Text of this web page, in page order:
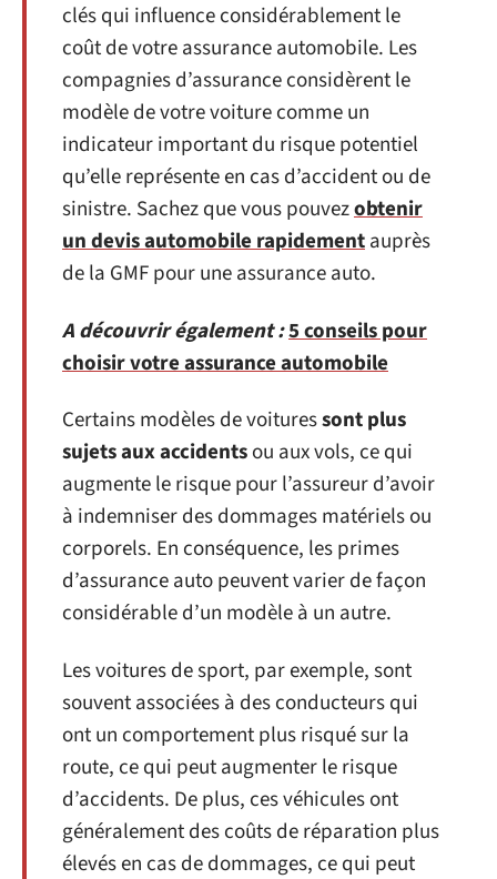
clés qui influence considérablement le
coût de votre assurance automobile. Les
compagnies d’assurance considèrent le
modèle de votre voiture comme un
indicateur important du risque potentiel
qu’elle représente en cas d’accident ou de
sinistre. Sachez que vous pouvezobtenir
un devis automobile rapidementauprès
de la GMF pour une assurance auto.
A découvrir également :5 conseils pour
choisir votre assurance automobile
Certains modèles de voituressont plus
sujets aux accidentsou aux vols, ce qui
augmente le risque pour l’assureur d’avoir
à indemniser des dommages matériels ou
corporels. En conséquence, les primes
d’assurance auto peuvent varier de façon
considérable d’un modèle à un autre.
Les voitures de sport, par exemple, sont
souvent associées à des conducteurs qui
ont un comportement plus risqué sur la
route, ce qui peut augmenter le risque
d’accidents. De plus, ces véhicules ont
généralement des coûts de réparation plus
élevés en cas de dommages, ce qui peut